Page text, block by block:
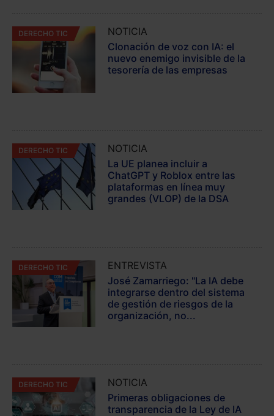
DERECHO TIC
NOTICIA
Clonación de voz con IA: el
nuevo enemigo invisible de la
tesorería de las empresas
DERECHO TIC
NOTICIA
La UE planea incluir a
ChatGPT y Roblox entre las
plataformas en línea muy
grandes (VLOP) de la DSA
DERECHO TIC
ENTREVISTA
José Zamarriego: "La IA debe
integrarse dentro del sistema
de gestión de riesgos de la
organización, no...
DERECHO TIC
NOTICIA
Primeras obligaciones de
transparencia de la Ley de IA